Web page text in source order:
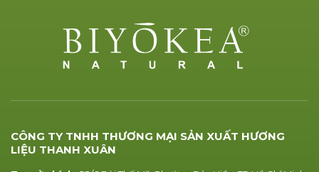
CÔNG TY TNHH THƯƠNG MẠI SẢN XUẤT HƯƠNG
LIỆU THANH XUÂN